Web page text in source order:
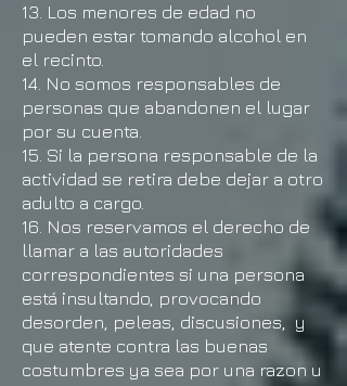
13. Los menores de edad no
pueden estar tomando alcohol en
el recinto.
14. No somos responsables de
personas que abandonen el lugar
por su cuenta.
15. Si la persona responsable de la
actividad se retira debe dejar a otro
adulto a cargo.
16. Nos reservamos el derecho de
llamar a las autoridades
correspondientes si una persona
está insultando, provocando
desorden, peleas, discusiones, y
que atente contra las buenas
costumbres ya sea por una razon u